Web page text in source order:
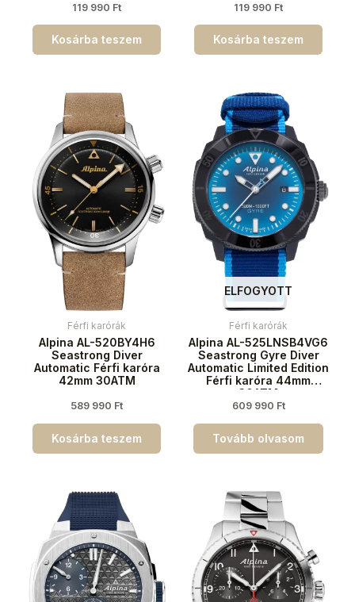
119 990 Ft
Kosárba teszem
119 990 Ft
Kosárba teszem
Férfi karórák
Alpina AL-520BY4H6
Seastrong Diver
Automatic Férfi karóra
42mm 30ATM
589 990 Ft
Kosárba teszem
ELFOGYOTT
Férfi karórák
Alpina AL-525LNSB4VG6
Seastrong Gyre Diver
Automatic Limited Edition
Férfi karóra 44mm
30ATM
609 990 Ft
Tovább olvasom